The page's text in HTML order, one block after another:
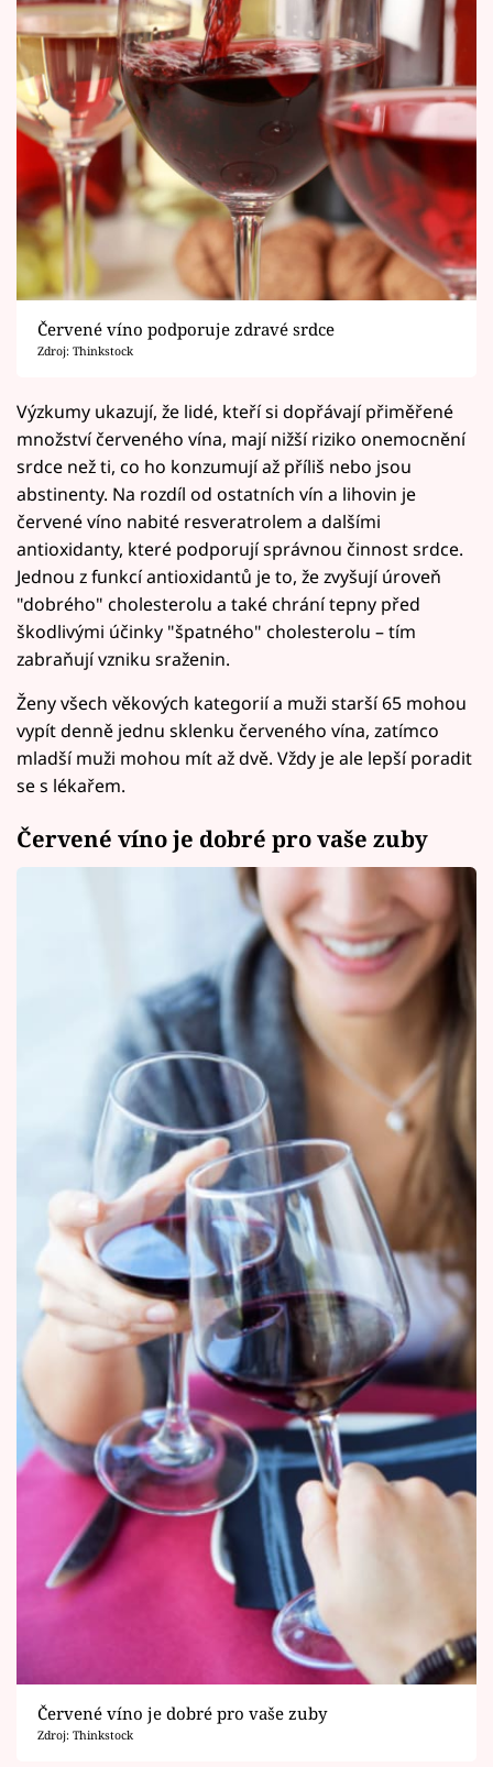
Červené víno podporuje zdravé srdce
Zdroj: Thinkstock
Výzkumy ukazují, že lidé, kteří si dopřávají přiměřené
množství červeného vína, mají nižší riziko onemocnění
srdce než ti, co ho konzumují až příliš nebo jsou
abstinenty. Na rozdíl od ostatních vín a lihovin je
červené víno nabité resveratrolem a dalšími
antioxidanty, které podporují správnou činnost srdce.
Jednou z funkcí antioxidantů je to, že zvyšují úroveň
"dobrého" cholesterolu a také chrání tepny před
škodlivými účinky "špatného" cholesterolu – tím
zabraňují vzniku sraženin.
Ženy všech věkových kategorií a muži starší 65 mohou
vypít denně jednu sklenku červeného vína, zatímco
mladší muži mohou mít až dvě. Vždy je ale lepší poradit
se s lékařem.
Červené víno je dobré pro vaše zuby
Červené víno je dobré pro vaše zuby
Zdroj: Thinkstock